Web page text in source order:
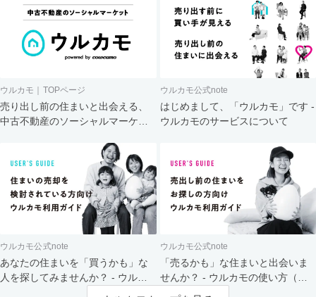
ウルカモ｜TOPページ
売り出し前の住まいと出会える、
中古不動産のソーシャルマーケッ
ウルカモ公式note
はじめまして、「ウルカモ」です -
ウルカモのサービスについて
ウルカモ公式note
あなたの住まいを「買うかも」な
人を探してみませんか？ - ウルカ
ウルカモ公式note
「売るかも」な住まいと出会いま
せんか？ - ウルカモの使い方（買
主さま向け）